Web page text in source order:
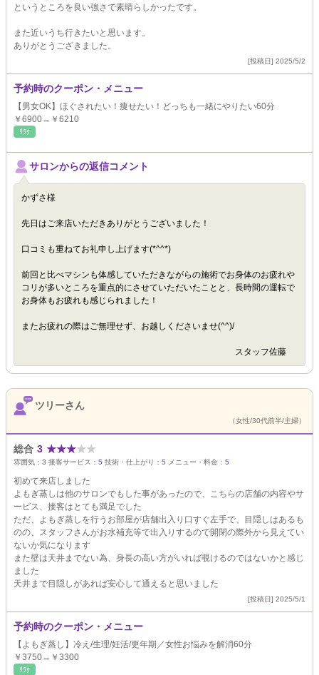
というところを良い強さで素晴らしかったです。
また近いうち行きたいと思います。
ありがとうござきました。
[投稿日] 2025/5/2
予約時のクーポン・メニュー
【男女OK】ほぐされたい！痩せたい！どっちも一緒にやりたい60分
￥6900→￥6210
ﾘﾗｸ
サロンからの返信コメント
かずさ様
先日はご来店いただきありがとうございました！
口コミも重ねてお礼申し上げます(*^^*)
前回と比べマシンも体感していただきながらの施術でお身体のお疲れや
コリが多いところを重点的にさせていただいたことと、長時間の運転で
お身体もお疲れも感じられました！
またお疲れの際はご無理せず、お越しくださいませ(^^)/
スタッフ佐藤
ツリーさん
（女性/30代前半/主婦）
総合 3 ★★★★★
雰囲気： 3 接客サービス： 5 技術・仕上がり： 5 メニュー・料金： 5
初めて来店しました
よもぎ蒸しは他のサロンでもした事があったので、こちらの店舗の内容やサ
ービス、接客はとても満足でした
ただ、よもぎ蒸しを行うお部屋が店舗出入り口すぐ左手で、目隠しはあるも
のの、スタッフさんがお水補充等で出入りするので開閉の際外から見えてい
ないか気になります
また壁は天井までない為、身長の高い方がいれば覗けるのではないかと感じ
ました
天井まで目隠しがあれば安心して通えると思いました
[投稿日] 2025/5/1
予約時のクーポン・メニュー
【よもぎ蒸し】冷え/生理/妊活/更年期／女性お悩みを解消60分
￥3750→￥3300
ﾘﾗｸ